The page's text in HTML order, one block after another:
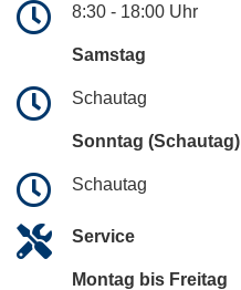
8:30 - 18:00 Uhr
Samstag
Schautag
Sonntag (Schautag)
Schautag
Service
Montag bis Freitag